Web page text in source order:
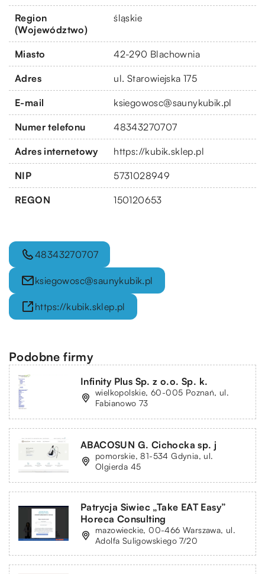
Region
(Województwo)
śląskie
Miasto 42-290 Blachownia
Adres ul. Starowiejska 175
E-mail ksiegowosc@saunykubik.pl
Numer telefonu 48343270707
Adres internetowy https://kubik.sklep.pl
NIP 5731028949
REGON 150120653
48343270707
ksiegowosc@saunykubik.pl
https://kubik.sklep.pl
Podobne firmy
Infinity Plus Sp. z o.o. Sp. k.
wielkopolskie, 60-005 Poznań, ul.
Fabianowo 73
ABACOSUN G. Cichocka sp. j
pomorskie, 81-534 Gdynia, ul.
Olgierda 45
Patrycja Siwiec „Take EAT Easy”
Horeca Consulting
mazowieckie, 00-466 Warszawa, ul.
Adolfa Suligowskiego 7/20